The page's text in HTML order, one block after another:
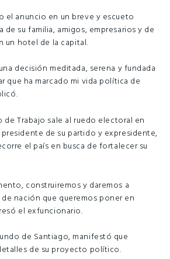
el anuncio en un breve y escueto
de su familia, amigos, empresarios y de
un hotel de la capital.
decisión meditada, serena y fundada
que ha marcado mi vida política de
de Trabajo sale al ruedo electoral en
de su partido y expresidente,
el país en busca de fortalecer su
construiremos y daremos a
nación que queremos poner en
el exfuncionario.
de Santiago, manifestó que
de su proyecto político.